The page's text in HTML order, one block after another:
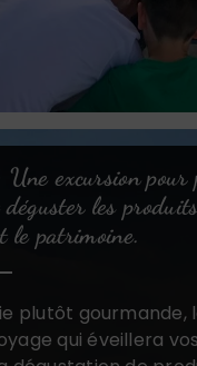
Une excursion
déguster les
le patrimoine.
plutôt gourmande,
qui éveillera